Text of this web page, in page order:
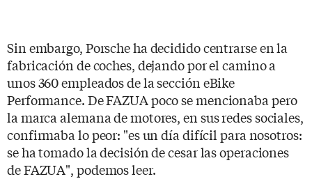
Sin embargo, Porsche ha decidido centrarse en la
fabricación de coches, dejando por el camino a
unos 360 empleados de la sección eBike
Performance. De FAZUA poco se mencionaba pero
la marca alemana de motores, en sus redes sociales,
confirmaba lo peor: "es un día difícil para nosotros:
se ha tomado la decisión de cesar las operaciones
de FAZUA", podemos leer.